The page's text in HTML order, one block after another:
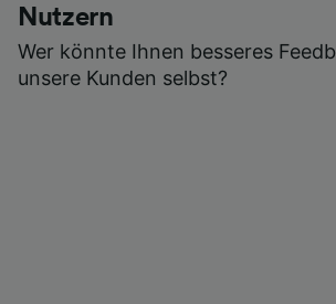
Nutzern
Wer könnte Ihnen besseres
unsere Kunden selbst?